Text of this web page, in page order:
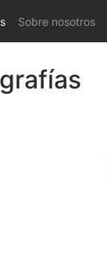
Sobre nosotros